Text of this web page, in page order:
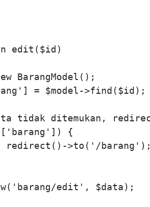
edit($id)
BarangModel();
= $model->find($id);
tidak ditemukan,
{
redirect()->to('/
edit', $data);